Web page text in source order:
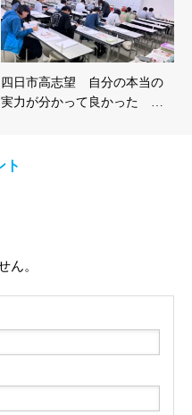
四日市高志望 自分の本当の
実力が分かって良かった …
ト
ん。